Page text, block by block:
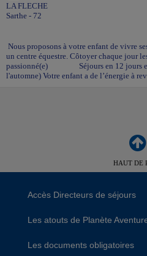
LA FLECHE
Sarthe - 72
Nous proposons à votre enfant de vivre
un centre équestre. Côtoyer chaque jour
passionné(e) Séjours en 12 jours en
l'automne) Votre enfant a de l’énergie à
HAUT DE
Accès Directeurs de séjours
Les atouts de Planète
Les documents obligatoires